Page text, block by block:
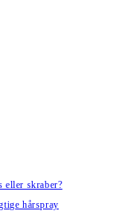
eller skraber?
hårspray